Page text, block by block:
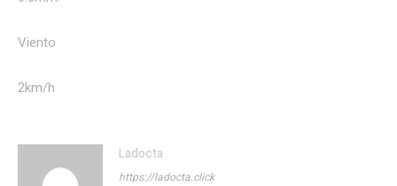
Viento
2km/h
Ladocta
https://ladocta.click